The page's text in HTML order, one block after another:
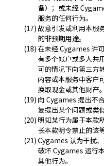
备）；或未经
服务的任何行为。
故意引发或利用本服
的非预期用途。
在未经 Cygames 许
有多个帐户或多人共
可的情况下向第三方
内容或本服务中客户
换取现金或其他财产。
向 Cygames 提出不
复提出某个问题或类
明知某行为属于本款
长本款明令禁止的该
Cygames 认为干扰
破坏 Cygames 运行
其他行为。